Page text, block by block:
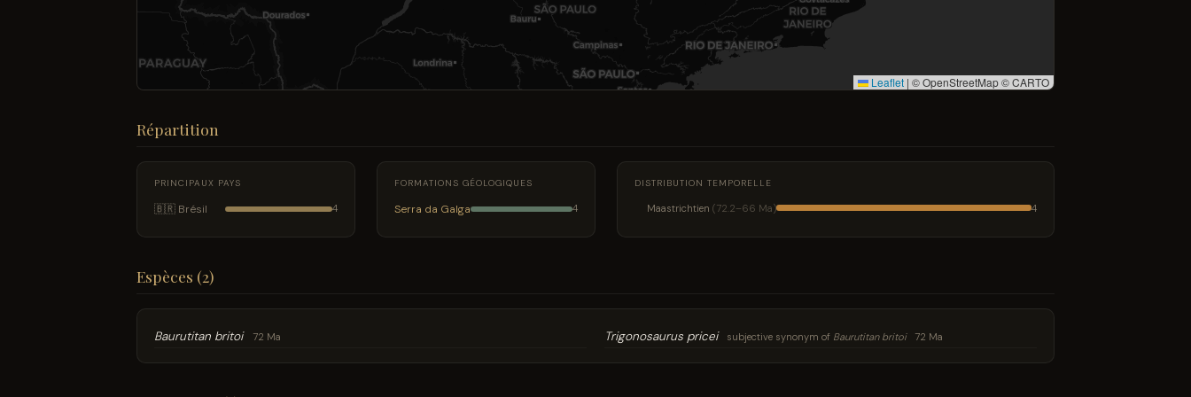
Leaflet | © OpenStreetMap © CARTO
Répartition
PRINCIPAUX PAYS
🇧🇷 Brésil 4
FORMATIONS GÉOLOGIQUES
Serra da Galga 4
DISTRIBUTION TEMPORELLE
Maastrichtien (72.2–66 Ma) 4
Espèces (2)
Baurutitan britoi 72 Ma Trigonosaurus pricei subjective synonym of Baurutitan britoi 72 Ma